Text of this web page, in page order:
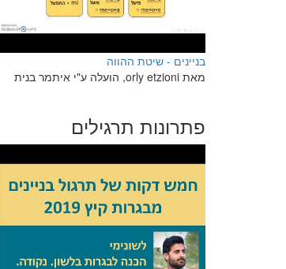
בניינים - שיטת ההווה
מאת orly etzioni, הועלה ע"י איתמר בנית
פתרונות תרגילים